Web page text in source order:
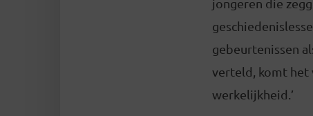
jongeren die
gebeurtenissen
verteld, komt het
werkelijkheid.’